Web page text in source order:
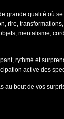
grande qualité où
rire,
mentalisme,
rythmé et
active des
au bout de vos